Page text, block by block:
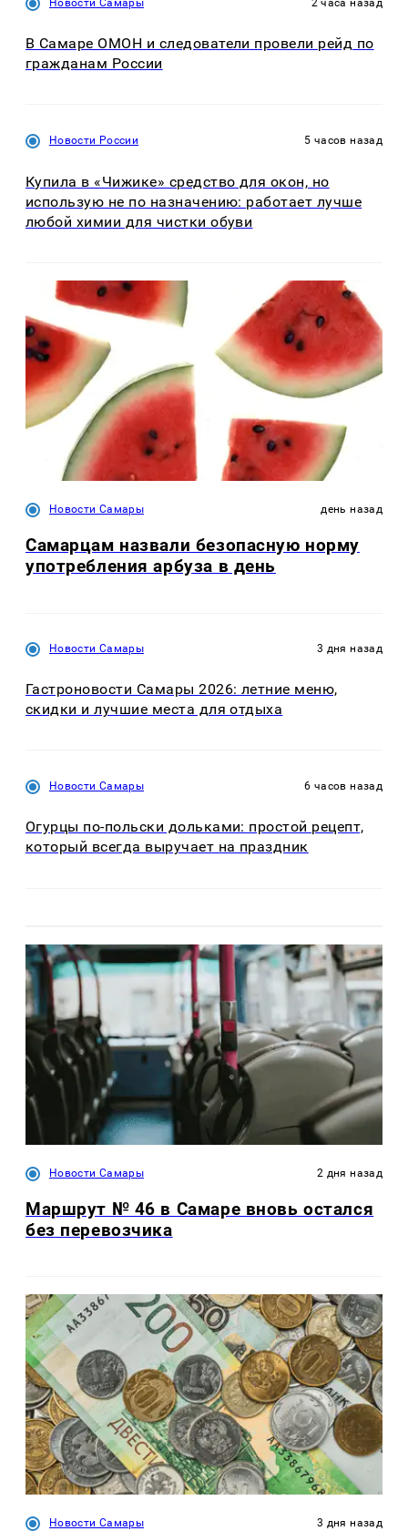
Новости Самары 2 часа назад
В Самаре ОМОН и следователи провели рейд по
гражданам России
Новости России 5 часов назад
Купила в «Чижике» средство для окон, но
использую не по назначению: работает лучше
любой химии для чистки обуви
Новости Самары день назад
Самарцам назвали безопасную норму
употребления арбуза в день
Новости Самары 3 дня назад
Гастроновости Самары 2026: летние меню,
скидки и лучшие места для отдыха
Новости Самары 6 часов назад
Огурцы по‑польски дольками: простой рецепт,
который всегда выручает на праздник
Новости Самары 2 дня назад
Маршрут № 46 в Самаре вновь остался
без перевозчика
Новости Самары 3 дня назад